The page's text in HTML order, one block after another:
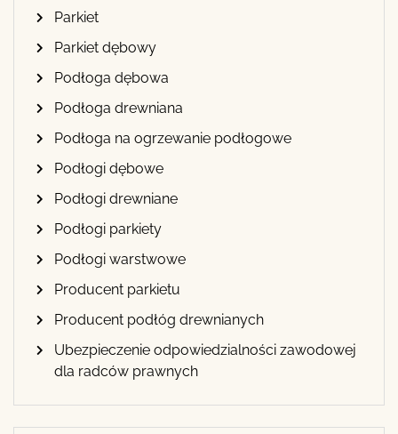
Parkiet
Parkiet dębowy
Podłoga dębowa
Podłoga drewniana
Podłoga na ogrzewanie podłogowe
Podłogi dębowe
Podłogi drewniane
Podłogi parkiety
Podłogi warstwowe
Producent parkietu
Producent podłóg drewnianych
Ubezpieczenie odpowiedzialności zawodowej
dla radców prawnych